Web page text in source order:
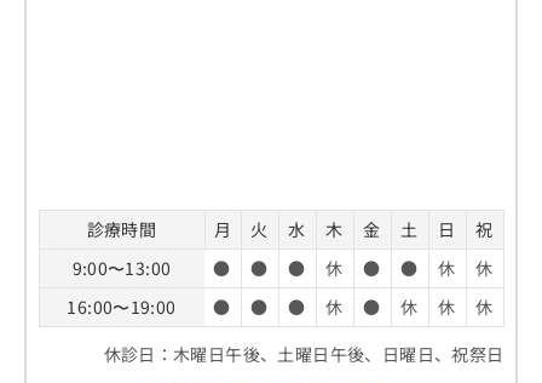
診療時間 月 火 水 木 金 土 日
祝
9:00〜13:00
● ● ● 休 ● ● 休
休
16:00〜19:00
● ● ● 休 ● 休 休
休
休診日：木曜日午後、土曜日午後、日曜日、祝祭日